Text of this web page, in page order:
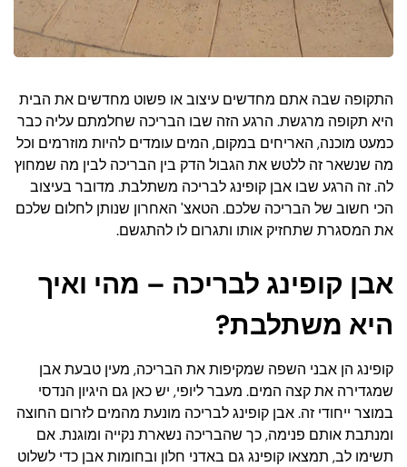
התקופה שבה אתם מחדשים עיצוב או פשוט מחדשים את הבית
היא תקופה מרגשת. הרגע הזה שבו הבריכה שחלמתם עליה כבר
כמעט מוכנה, האריחים במקום, המים עומדים להיות מוזרמים וכל
מה שנשאר זה ללטש את הגבול הדק בין הבריכה לבין מה שמחוץ
לה. זה הרגע שבו אבן קופינג לבריכה משתלבת. מדובר בעיצוב
הכי חשוב של הבריכה שלכם. הטאצ' האחרון שנותן לחלום שלכם
את המסגרת שתחזיק אותו ותגרום לו להתגשם.
אבן קופינג לבריכה – מהי ואיך
היא משתלבת?
קופינג הן אבני השפה שמקיפות את הבריכה, מעין טבעת אבן
שמגדירה את קצה המים. מעבר ליופי, יש כאן גם היגיון הנדסי
במוצר ייחודי זה. אבן קופינג לבריכה מונעת מהמים לזרום החוצה
ומנתבת אותם פנימה, כך שהבריכה נשארת נקייה ומוגנת. אם
תשימו לב, תמצאו קופינג גם באדני חלון ובחומות אבן כדי לשלוט